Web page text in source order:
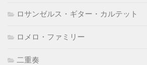
ロサンゼルス・ギター・カルテット
ロメロ・ファミリー
二重奏